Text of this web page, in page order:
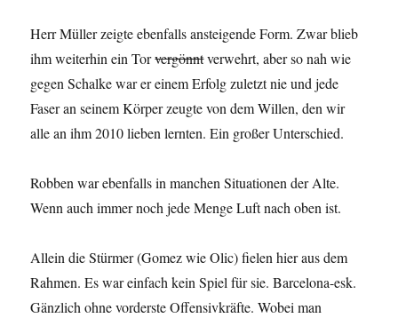
Herr Müller zeigte ebenfalls ansteigende Form. Zwar blieb
ihm weiterhin ein Torvergönntverwehrt, aber so nah wie
gegen Schalke war er einem Erfolg zuletzt nie und jede
Faser an seinem Körper zeugte von dem Willen, den wir
alle an ihm 2010 lieben lernten. Ein großer Unterschied.
Robben war ebenfalls in manchen Situationen der Alte.
Wenn auch immer noch jede Menge Luft nach oben ist.
Allein die Stürmer (Gomez wie Olic) fielen hier aus dem
Rahmen. Es war einfach kein Spiel für sie. Barcelona-esk.
Gänzlich ohne vorderste Offensivkräfte. Wobei man